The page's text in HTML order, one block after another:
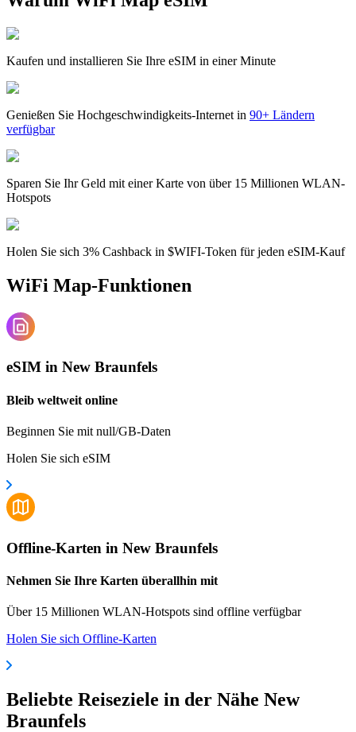
Kaufen und installieren Sie Ihre eSIM in einer Minute
Genießen Sie Hochgeschwindigkeits-Internet in 90+ Ländern
verfügbar
Sparen Sie Ihr Geld mit einer Karte von über 15 Millionen WLAN-
Hotspots
Holen Sie sich 3% Cashback in $WIFI-Token für jeden eSIM-Kauf
WiFi Map-Funktionen
eSIM in New Braunfels
Bleib weltweit online
Beginnen Sie mit null/GB-Daten
Holen Sie sich eSIM
Offline-Karten in New Braunfels
Nehmen Sie Ihre Karten überallhin mit
Über 15 Millionen WLAN-Hotspots sind offline verfügbar
Holen Sie sich Offline-Karten
Beliebte Reiseziele in der Nähe New
Braunfels